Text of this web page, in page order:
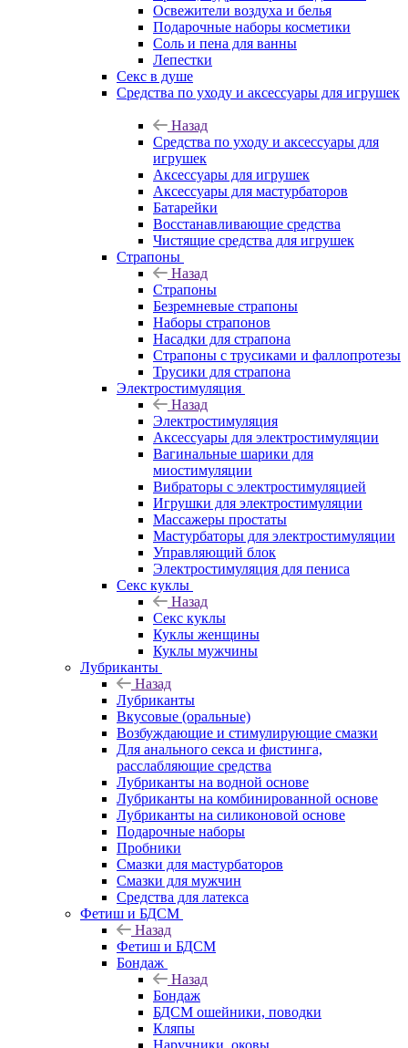
Освежители воздуха и белья
Подарочные наборы косметики
Соль и пена для ванны
Лепестки
Секс в душе
Средства по уходу и аксессуары для игрушек
Назад
Средства по уходу и аксессуары для
игрушек
Аксессуары для игрушек
Аксессуары для мастурбаторов
Батарейки
Восстанавливающие средства
Чистящие средства для игрушек
Страпоны
Назад
Страпоны
Безремневые страпоны
Наборы страпонов
Насадки для страпона
Страпоны с трусиками и фаллопротезы
Трусики для страпона
Электростимуляция
Назад
Электростимуляция
Аксессуары для электростимуляции
Вагинальные шарики для
миостимуляции
Вибраторы с электростимуляцией
Игрушки для электростимуляции
Массажеры простаты
Мастурбаторы для электростимуляции
Управляющий блок
Электростимуляция для пениса
Секс куклы
Назад
Секс куклы
Куклы женщины
Куклы мужчины
Лубриканты
Назад
Лубриканты
Вкусовые (оральные)
Возбуждающие и стимулирующие смазки
Для анального секса и фистинга,
расслабляющие средства
Лубриканты на водной основе
Лубриканты на комбинированной основе
Лубриканты на силиконовой основе
Подарочные наборы
Пробники
Смазки для мастурбаторов
Смазки для мужчин
Средства для латекса
Фетиш и БДСМ
Назад
Фетиш и БДСМ
Бондаж
Назад
Бондаж
БДСМ ошейники, поводки
Кляпы
Наручники, оковы